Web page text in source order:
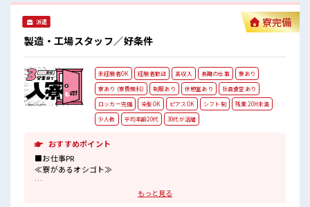
派遣
製造・工場スタッフ／好条件
寮完備
未経験者OK 経験者歓迎 高収入 長期の仕事
寮あり
寮あり (寮費無料)
制服あり 休憩室あり
社員食堂あり
ロッカー完備
染髪OK ピアスOK シフト制
残業 20H未満
少人数
平均年齢20代 30代が活躍
おすすめポイント
■お仕事PR
≪寮があるオシゴト≫
もっと見る